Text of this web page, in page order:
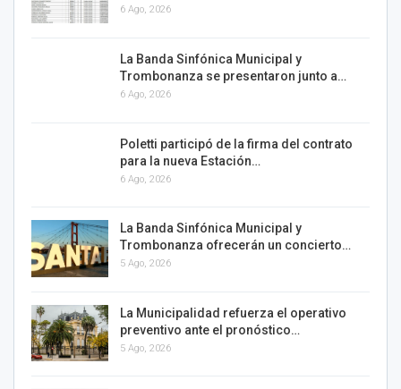
6 Ago, 2026
La Banda Sinfónica Municipal y
Trombonanza se presentaron junto a…
6 Ago, 2026
Poletti participó de la firma del contrato
para la nueva Estación…
6 Ago, 2026
La Banda Sinfónica Municipal y
Trombonanza ofrecerán un concierto…
5 Ago, 2026
La Municipalidad refuerza el operativo
preventivo ante el pronóstico…
5 Ago, 2026